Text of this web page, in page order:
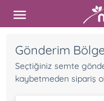
Gönderim
Seçtiğiniz semte
kaybetmeden sipariş